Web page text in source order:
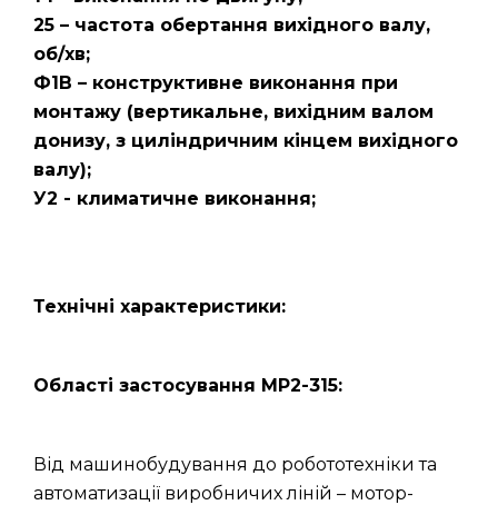
25 – частота обертання вихідного валу,
об/хв;
Ф1В – конструктивне виконання при
монтажу (вертикальне, вихідним валом
донизу, з циліндричним кінцем вихідного
валу);
У2 - климатичне виконання;
Технічні характеристики:
Області застосування МР2-315:
Від машинобудування до робототехніки та
автоматизації виробничих ліній – мотор-